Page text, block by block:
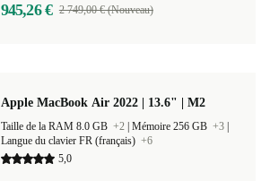
945,26 € 2 749,00 € (Nouveau)
Apple MacBook Air 2022 | 13.6" | M2
Taille de la RAM 8.0 GB +2 Mémoire 256 GB +3
Langue du clavier FR (français) +6
5,0